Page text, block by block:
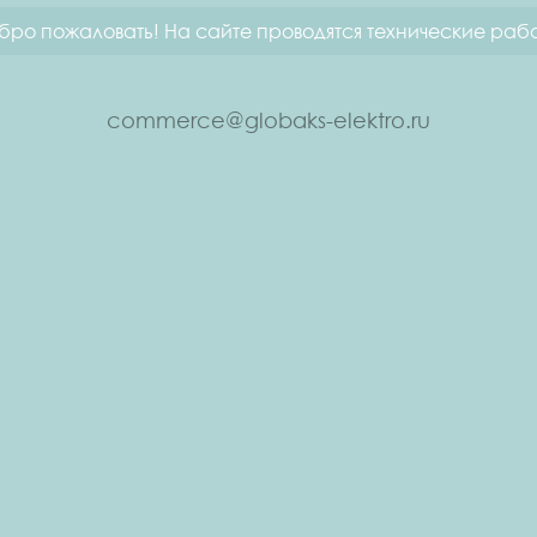
пожаловать! На сайте проводятся технические
commerce@globaks-elektro.ru